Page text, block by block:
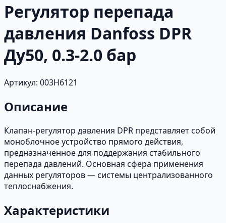
Регулятор перепада
давления Danfoss DPR
Ду50, 0.3-2.0 бар
Артикул: 003H6121
Описание
Клапан-регулятор давления DPR представляет собой
моноблочное устройство прямого действия,
предназначенное для поддержания стабильного
перепада давлений. Основная сфера применения
данных регуляторов — системы централизованного
теплоснабжения.
Характеристики